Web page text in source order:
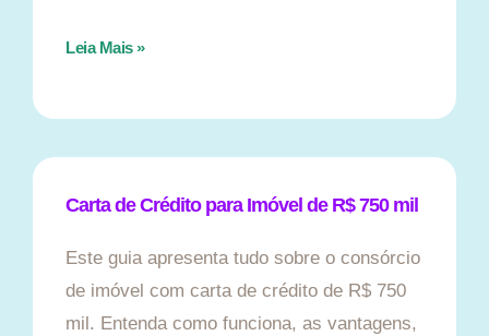
Leia Mais »
Carta de Crédito para Imóvel de R$ 750 mil
Este guia apresenta tudo sobre o consórcio
de imóvel com carta de crédito de R$ 750
mil. Entenda como funciona, as vantagens,